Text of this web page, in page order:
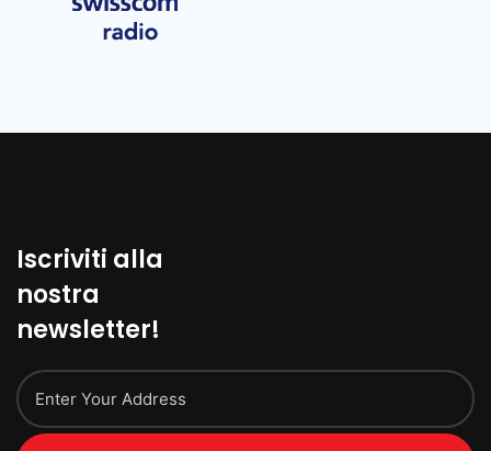
Iscriviti alla
nostra
newsletter!